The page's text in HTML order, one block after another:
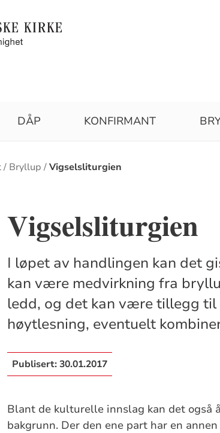
DÅP KONFIRMANT
Bryllup Vigselsliturgien
Vigselsliturgien
I løpet av handlingen kan det
kan være medvirkning fra
ledd, og det kan være tillegg
høytlesning, eventuelt
Publisert:30.01.2017
Blant de kulturelle innslag kan det også
bakgrunn. Der den ene part har en